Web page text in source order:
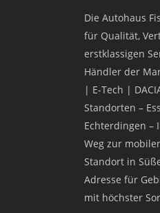
Die Autohaus
für Qualität,
erstklassigen
Händler der
| E-Tech |
Standorten –
Echterdingen –
Weg zur
Standort in
Adresse für
mit höchster